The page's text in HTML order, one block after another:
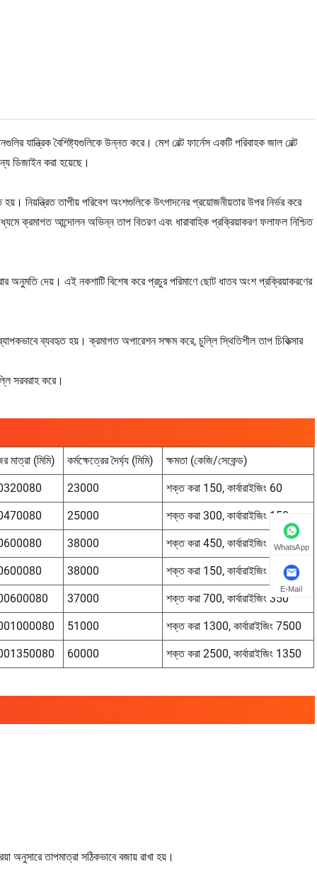
যান্ত্রিক বৈশিষ্ট্যগুলিকে উন্নত করে। মেশ বেল্ট ফার্নেস একটি পরিবাহক জাল বেল্ট
ডিজাইন করা হয়েছে।
নিয়ন্ত্রিত তাপীয় পরিবেশ অংশগুলিকে উৎপাদনের প্রয়োজনীয়তার উপর নির্ভর করে
ক্রমাগত আন্দোলন অভিন্ন তাপ বিতরণ এবং ধারাবাহিক প্রক্রিয়াকরণ ফলাফল নিশ্চিত
অনুমতি দেয়। এই নকশাটি বিশেষ করে প্রচুর পরিমাণে ছোট ধাতব অংশ প্রক্রিয়াকরণের
ব্যাপকভাবে ব্যবহৃত হয়। ক্রমাগত অপারেশন সক্ষম করে, চুল্লি স্থিতিশীল তাপ চিকিত্সার
সরবরাহ করে।
মাত্রা (মিমি) কর্মক্ষেত্রের দৈর্ঘ্য (মিমি) ক্ষমতা (কেজি/সেকেন্ড)
23000 শক্ত করা 150, কার্বারাইজিং 60
25000 শক্ত করা 300, কার্বারাইজিং 150
38000 শক্ত করা 450, কার্বারাইজিং 220
38000 শক্ত করা 150, কার্বারাইজিং 60
37000 শক্ত করা 700, কার্বারাইজিং 350
51000 শক্ত করা 1300, কার্বারাইজিং 7500
60000 শক্ত করা 2500, কার্বারাইজিং 1350
অনুসারে তাপমাত্রা সঠিকভাবে বজায় রাখা হয়।
WhatsApp
E-Mail